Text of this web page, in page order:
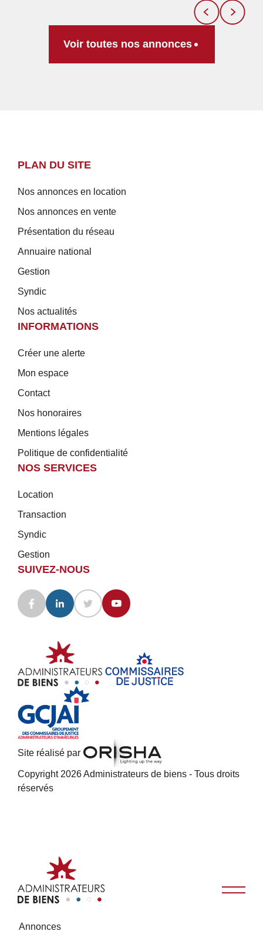
Voir toutes nos annonces
PLAN DU SITE
Nos annonces en location
Nos annonces en vente
Présentation du réseau
Annuaire national
Gestion
Syndic
Nos actualités
INFORMATIONS
Créer une alerte
Mon espace
Contact
Nos honoraires
Mentions légales
Politique de confidentialité
NOS SERVICES
Location
Transaction
Syndic
Gestion
SUIVEZ-NOUS
Site réalisé par
Copyright 2026 Administrateurs de biens - Tous droits
réservés
Annonces